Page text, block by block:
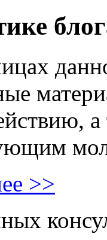
>>